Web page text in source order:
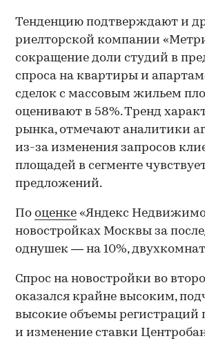
00:00 / 00:00
Тенденцию подтверждают и
риелторской компании
сокращение доли студий в
спроса на квартиры и
сделок с массовым жильем
оценивают в 58%. Тренд
рынка, отмечают аналитики
из-за изменения запросов
площадей в сегменте
предложений.
По оценке «Яндекс
новостройках Москвы за
однушек — на 10%,
Спрос на новостройки во
оказался крайне высоким,
высокие объемы регистраций
и изменение ставки